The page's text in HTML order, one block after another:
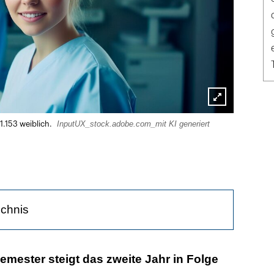
Lightbox
öffnen
weiblich. InputUX_stock.adobe.com_mit KI generiert
mehr deutsche Studierende
steigt das zweite Jahr in Folge